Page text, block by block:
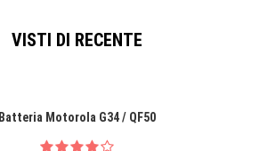
VISTI DI RECENTE
Batteria Motorola G34 / QF50